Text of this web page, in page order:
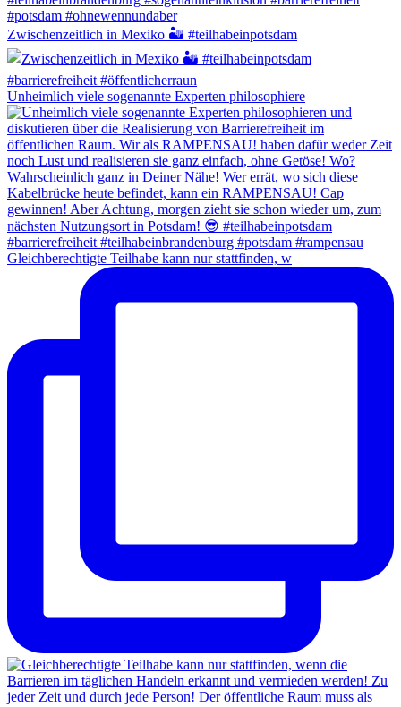
Zwischenzeitlich in Mexiko 🏜️ #teilhabeinpotsdam
Unheimlich viele sogenannte Experten philosophiere
Gleichberechtigte Teilhabe kann nur stattfinden, w